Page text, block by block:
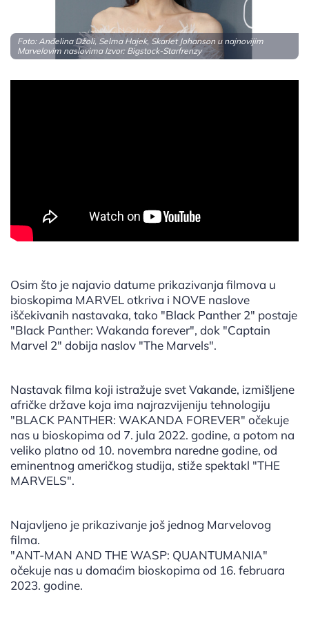
Foto: Anđelina Džoli, Selma Hajek, Skarlet Johanson u najnovijim
Marvelovim naslovima Izvor: Bigstock-Starfrenzy
Osim što je najavio datume prikazivanja filmova u
bioskopima MARVEL otkriva i NOVE naslove
iščekivanih nastavaka, tako "Black Panther 2" postaje
"Black Panther: Wakanda forever", dok "Captain
Marvel 2" dobija naslov "The Marvels".
Nastavak filma koji istražuje svet Vakande, izmišljene
afričke države koja ima najrazvijeniju tehnologiju
"BLACK PANTHER: WAKANDA FOREVER" očekuje
nas u bioskopima od 7. jula 2022. godine, a potom na
veliko platno od 10. novembra naredne godine, od
eminentnog američkog studija, stiže spektakl "THE
MARVELS".
Najavljeno je prikazivanje još jednog Marvelovog
filma.
"ANT-MAN AND THE WASP: QUANTUMANIA"
očekuje nas u domaćim bioskopima od 16. februara
2023. godine.